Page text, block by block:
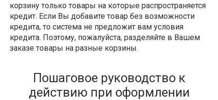
корзину только товары на которые распространяется
кредит. Если Вы добавите товар без возможности
кредита, то система не предложит вам условия
кредита. Поэтому, пожалуйста, разделяйте в Вашем
заказе товары на разные корзины.
Пошаговое руководство к
действию при оформлении